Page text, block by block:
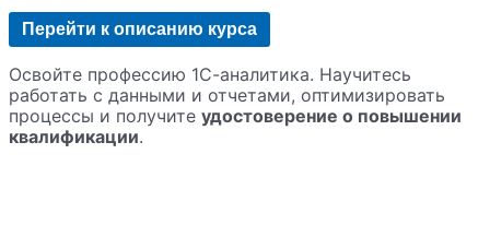
Перейти к описанию курса
Освойте профессию 1С-аналитика. Научитесь
работать с данными и отчетами, оптимизировать
процессы и получите удостоверение о повышении
квалификации.